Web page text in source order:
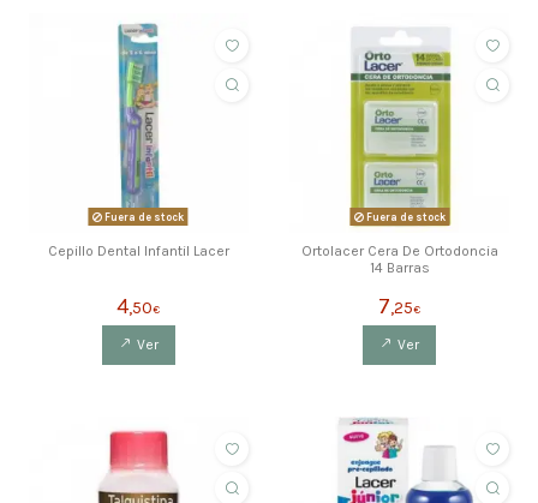
Fuera de stock
Cepillo Dental Infantil Lacer
4,50€
Ver
Fuera de stock
Ortolacer Cera De Ortodoncia
14 Barras
7,25€
Ver